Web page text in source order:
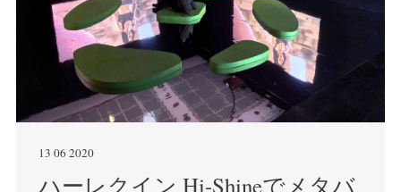
13 06 2020
ハーレクイン Hi-Shineでメタバ